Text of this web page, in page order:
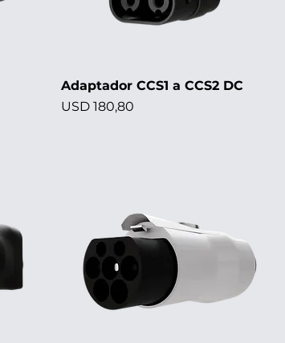
Adaptador CCS1 a CCS2 DC
Precio
USD 180,80